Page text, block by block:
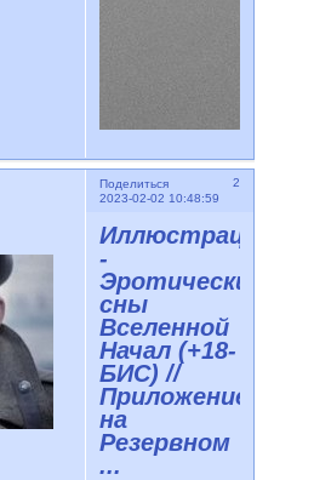
Поделиться
2
2023-02-02 10:48:59
Иллюстрации
-
Эротические
сны
Вселенной
Начал (+18-
БИС) //
Приложение
на
Резервном
...